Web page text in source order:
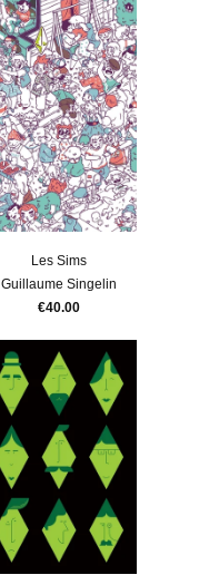
Les Sims
Guillaume Singelin
€40.00